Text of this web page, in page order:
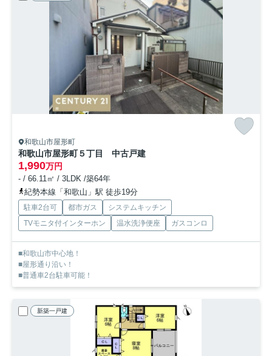
和歌山市屋形町
和歌山市屋形町５丁目 中古戸建
1,990万円
- / 66.11㎡ / 3LDK /築64年
紀勢本線「和歌山」駅 徒歩19分
駐車2台可 都市ガス
システムキッチン
TVモニタ付インターホン
温水洗浄便座 ガスコンロ
■和歌山市中心地！
■屋形通り沿い！
■普通車2台駐車可能！
新築一戸建